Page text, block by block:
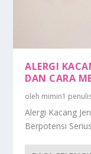
ALERGI
DAN CARA
oleh mimin1
Alergi Kacang
Berpotensi